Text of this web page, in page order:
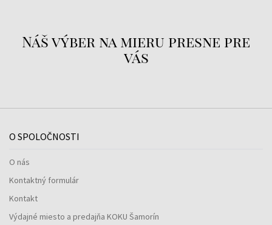
Náš výber na mieru presne pre
vás
O SPOLOČNOSTI
O nás
Kontaktný formulár
Kontakt
Výdajné miesto a predajňa KOKU Šamorín